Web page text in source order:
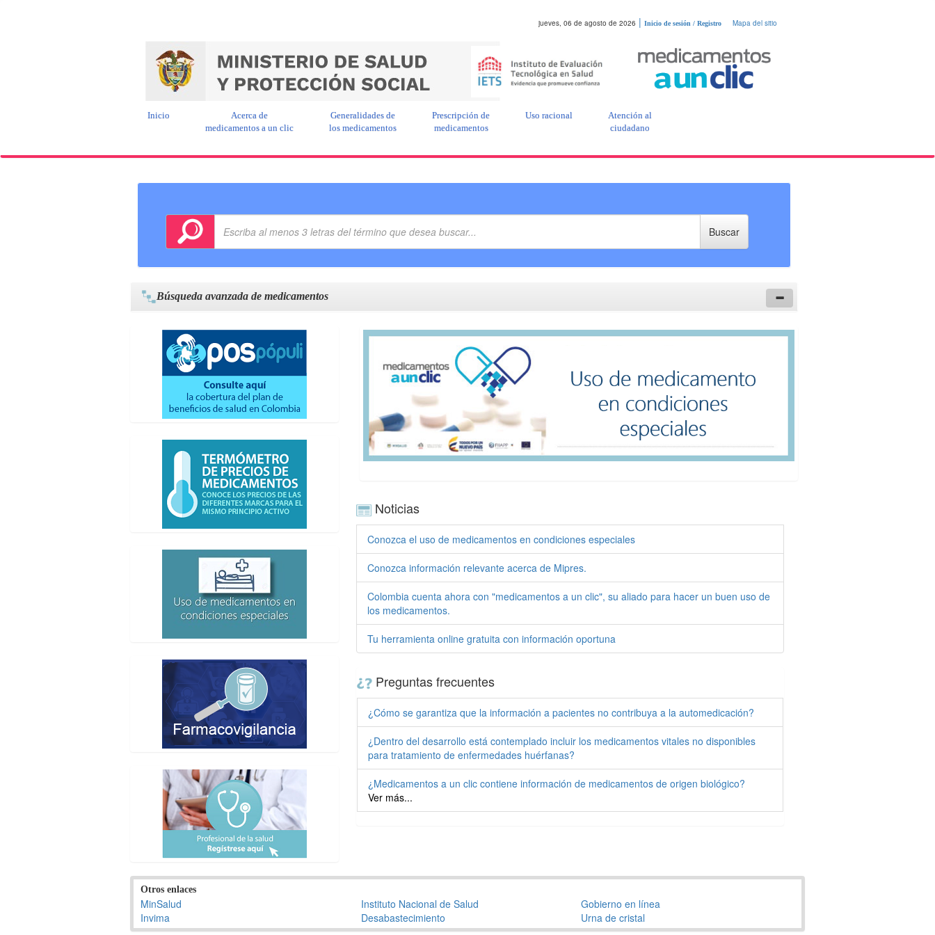
jueves, 06 de agosto de 2026 | Inicio de sesión / Registro Mapa del sitio
Inicio
Acerca de
medicamentos a un clic
Generalidades de
los medicamentos
Prescripción de
medicamentos
Uso racional
Atención al
ciudadano
Búsqueda avanzada de medicamentos
Noticias
Conozca el uso de medicamentos en condiciones especiales
Conozca información relevante acerca de Mipres.
Colombia cuenta ahora con "medicamentos a un clic", su aliado para hacer un buen uso de
los medicamentos.
Tu herramienta online gratuita con información oportuna
Preguntas frecuentes
¿Cómo se garantiza que la información a pacientes no contribuya a la automedicación?
¿Dentro del desarrollo está contemplado incluir los medicamentos vitales no disponibles
para tratamiento de enfermedades huérfanas?
¿Medicamentos a un clic contiene información de medicamentos de origen biológico?
Ver más...
Otros enlaces
MinSalud
Invima
Instituto Nacional de Salud
Desabastecimiento
Gobierno en línea
Urna de cristal